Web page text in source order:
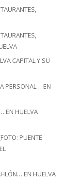
CAPITAL Y SU
PERSONAL… EN
EN HUELVA
PUENTE
EN HUELVA